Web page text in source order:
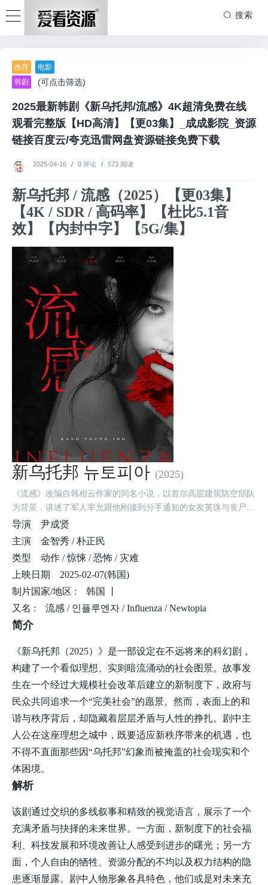
搜索
推荐
电影
韩剧
(可点击筛选)
2025最新韩剧《新乌托邦/流感》4K超清免费在线
观看完整版【HD高清】【更03集】_成成影院_资源
链接百度云/夸克迅雷网盘资源链接免费下载
2025-04-16 / 0 评论 / 573 阅读
新乌托邦 / 流感（2025）【更03集】
【4K / SDR / 高码率】【杜比5.1音
效】【内封中字】【5G/集】
新乌托邦 뉴토피아 (2025)
《流感》改编自韩相云作家的同名小说，以首尔高层建筑防空部队
为背景，讲述了军人宰允跟他刚接到分手通知的女友英珠与丧尸展
开殊死搏斗并奔向对方的过程。
导演
尹成贤
主演
金智秀 / 朴正民
类型
动作 / 惊悚 / 恐怖 / 灾难
上映日期
2025-02-07(韩国)
制片国家/地区 :
韩国 丨
又名 :
流感 / 인플루엔자 / Influenza / Newtopia
简介
《新乌托邦（2025）》是一部设定在不远将来的科幻剧，
构建了一个看似理想、实则暗流涌动的社会图景。故事发
生在一个经过大规模社会改革后建立的新制度下，政府与
民众共同追求一个“完美社会”的愿景。然而，表面上的和
谐与秩序背后，却隐藏着层层矛盾与人性的挣扎。剧中主
人公在这座理想之城中，既要适应新秩序带来的机遇，也
不得不直面那些因“乌托邦”幻象而被掩盖的社会现实和个
体困境。
解析
该剧通过交织的多线叙事和精致的视觉语言，展示了一个
充满矛盾与抉择的未来世界。一方面，新制度下的社会福
利、科技发展和环境改善让人感受到进步的曙光；另一方
面，个人自由的牺牲、资源分配的不均以及权力结构的隐
患逐渐显露。剧中人物形象各具特色，他们或是对未来充